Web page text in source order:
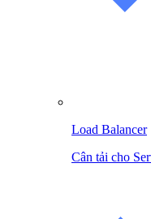
Load Balancer
Cân tải cho